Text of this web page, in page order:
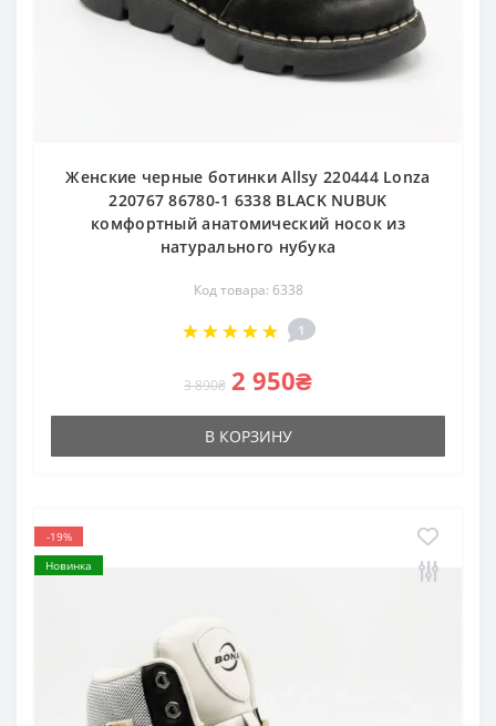
Женские черные ботинки Allsy 220444 Lonza
220767 86780-1 6338 BLACK NUBUK
комфортный анатомический носок из
натурального нубука
Код товара: 6338
1
3 890₴ 2 950₴
В КОРЗИНУ
-19%
Новинка